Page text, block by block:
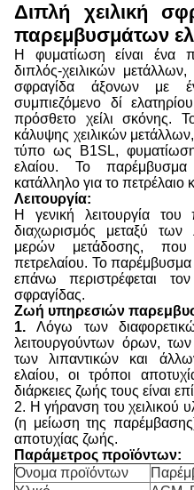
Διπλή χειλική
παρεμβυσμάτων
Η φυματίωση είναι ένα
διπλός-χειλικών
σφραγίδα άξονων με
συμπιεζόμενο δί
πρόσθετο χείλι σκόνης.
κάλυψης χειλικών
τύπο ως B1SL,
ελαίου. Το παρέμβυσμα
κατάλληλο για το πετρέλαιο
Λειτουργία:
Η γενική λειτουργία του
διαχωρισμός μεταξύ
μερών μετάδοσης,
πετρελαίου. Το παρέμβυσμα
επάνω περιστρέφεται
σφραγίδας.
Ζωή υπηρεσιών
1.Λόγω των
λειτουργούντων όρων,
των λιπαντικών και
ελαίου, οι τρόποι
διάρκειες ζωής τους είναι
2. Η γήρανση του χειλικού
(η μείωση της
αποτυχίας ζωής.
Παράμετρος προϊόντων:
Όνομα προϊόντων